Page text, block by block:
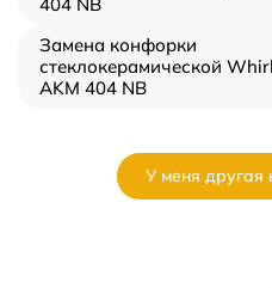
Замена конфорки
стеклокерамической
AKM 404 NB
У меня другая